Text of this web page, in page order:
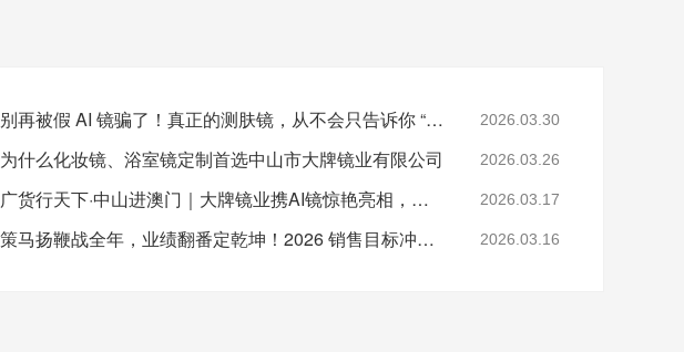
别再被假 AI 镜骗了！真正的测肤镜，从不会只告诉你 “你是油皮” 2026.03.30
为什么化妆镜、浴室镜定制首选中山市大牌镜业有限公司 2026.03.26
广货行天下·中山进澳门｜大牌镜业携AI镜惊艳亮相，圈粉无数！ 2026.03.17
策马扬鞭战全年，业绩翻番定乾坤！2026 销售目标冲刺，我们使命必达！ 2026.03.16